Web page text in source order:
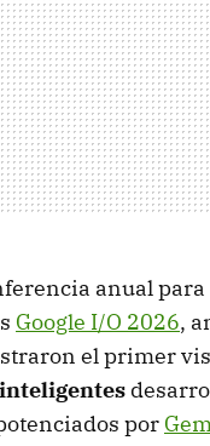
anual para
Google I/O 2026,
el primer
por